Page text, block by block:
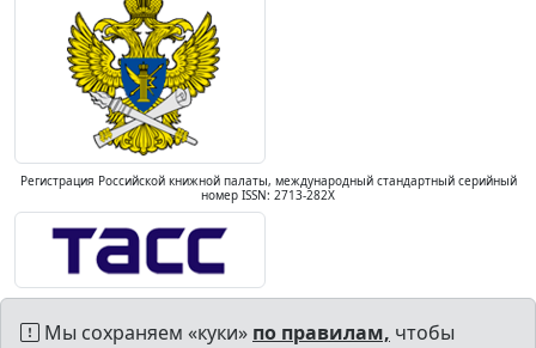
Регистрация Российской книжной палаты, международный стандартный серийный
номер ISSN: 2713-282X
Мы сохраняем «куки» по правилам, чтобы